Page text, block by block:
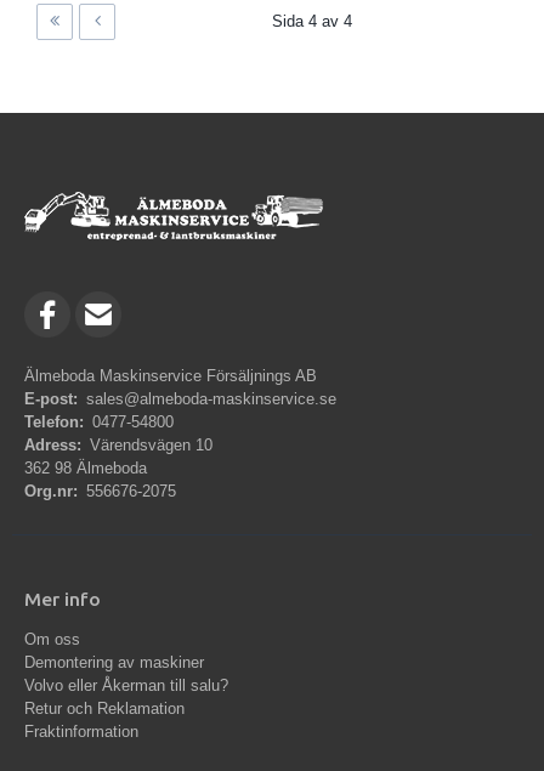
Sida 4 av 4
Älmeboda Maskinservice Försäljnings AB
E-post: sales@almeboda-maskinservice.se
Telefon: 0477-54800
Adress: Värendsvägen 10
362 98 Älmeboda
Org.nr: 556676-2075
Mer info
Om oss
Demontering av maskiner
Volvo eller Åkerman till salu?
Retur och Reklamation
Fraktinformation